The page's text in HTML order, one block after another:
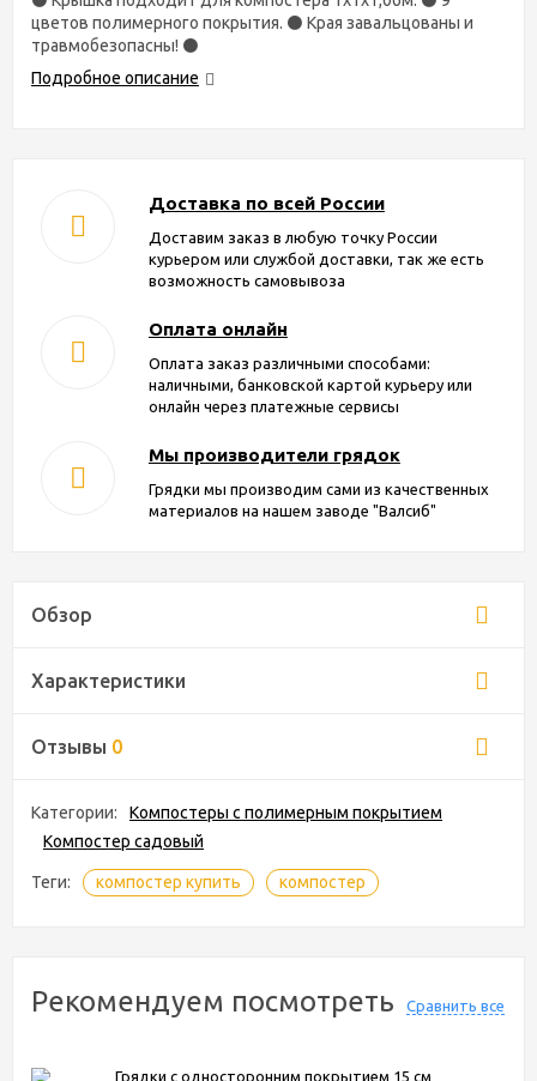
цветов полимерного покрытия. ⚫ Края завальцованы и
травмобезопасны! ⚫
Подробное описание
Доставка по всей России
Доставим заказ в любую точку России
курьером или службой доставки, так же есть
возможность самовывоза
Оплата онлайн
Оплата заказ различными способами:
наличными, банковской картой курьеру или
онлайн через платежные сервисы
Мы производители грядок
Грядки мы производим сами из качественных
материалов на нашем заводе "Валсиб"
Обзор
Характеристики
Отзывы 0
Категории:
Компостеры с полимерным покрытием
Компостер садовый
Теги: компостер купить компостер
Рекомендуем посмотреть Сравнить все
Грядки с односторонним покрытием 15 см